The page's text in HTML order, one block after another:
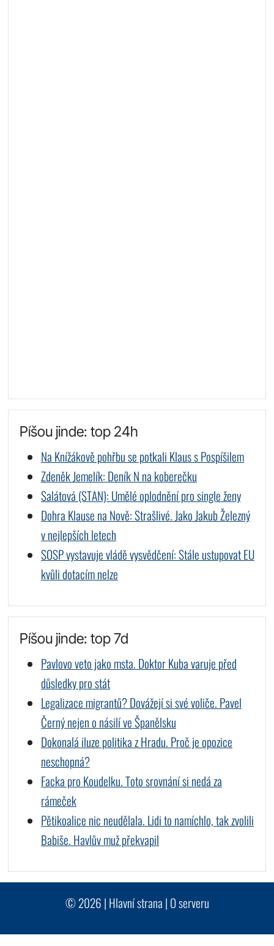
Píšou jinde: top 24h
Na Knížákově pohřbu se potkali Klaus s Pospíšilem
Zdeněk Jemelík: Deník N na koberečku
Salátová (STAN): Umělé oplodnění pro single ženy
Dohra Klause na Nově: Strašlivé. Jako Jakub Železný
v nejlepších letech
SOSP vystavuje vládě vysvědčení: Stále ustupovat EU
kvůli dotacím nelze
Píšou jinde: top 7d
Pavlovo veto jako msta. Doktor Kuba varuje před
důsledky pro stát
Legalizace migrantů? Dovážejí si své voliče. Pavel
Černý nejen o násilí ve Španělsku
Dokonalá iluze politika z Hradu. Proč je opozice
neschopná?
Facka pro Koudelku. Toto srovnání si nedá za
rámeček
Pětikoalice nic neudělala. Lidi to namíchlo, tak zvolili
Babiše. Havlův muž překvapil
© 2026 | Hlavní strana | O serveru